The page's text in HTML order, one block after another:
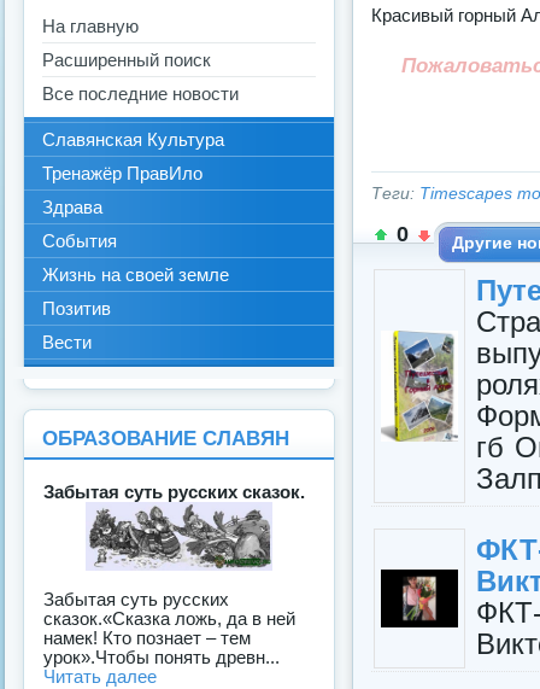
Красивый горный
Теги: Timescapes
0 Другие
гб
На главную
Расширенный поиск
Все последние новости
Славянская Культура
Тренажёр ПравИло
Здрава
События
Жизнь на своей земле
Позитив
Вести
ОБРАЗОВАНИЕ СЛАВЯН
Забытая суть русских сказок.
Забытая суть русских
сказок.«Сказка ложь, да в ней
намек! Кто познает – тем
урок».Чтобы понять древн...
Читать далее